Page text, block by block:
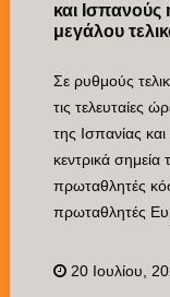
και
μεγάλου
Σε ρυθμούς
τις τελευταίες
της Ισπανίας
κεντρικά σημεία
πρωταθλητές
πρωταθλητές
20 Ιουλίου,